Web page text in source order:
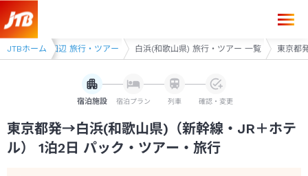
JTBホーム白浜・田辺 旅行・ツアー 白浜(和歌山県) 旅行・ツアー 一覧 東京都
宿泊施設 宿泊プラン 列車 確認・変更
東京都発→白浜(和歌山県)（新幹線・JR＋ホテ
ル） 1泊2日 パック・ツアー・旅行